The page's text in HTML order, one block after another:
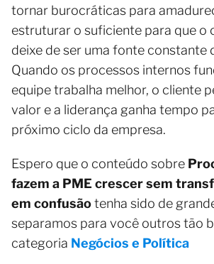
tornar burocráticas para
estruturar o suficiente para que o
deixe de ser uma fonte constante
Quando os processos internos
equipe trabalha melhor, o cliente
valor e a liderança ganha tempo
próximo ciclo da empresa.
Espero que o conteúdo sobre
fazem a PME crescer sem
em confusãotenha sido de
separamos para você outros tão
categoria Negócios e Política